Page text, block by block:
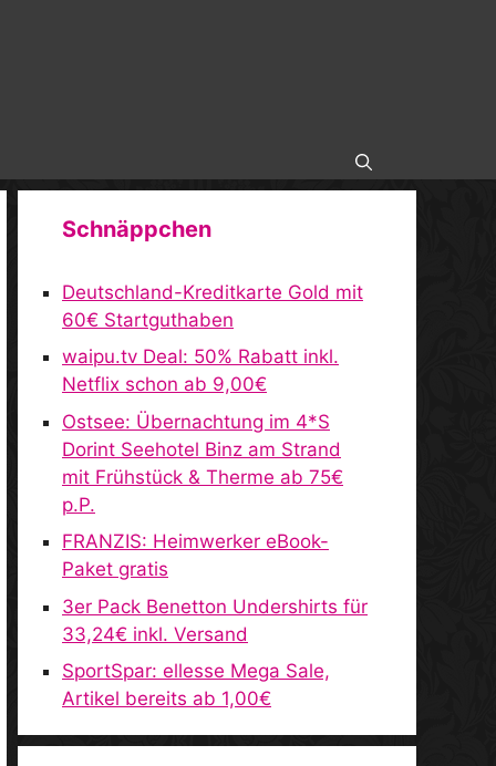
Schnäppchen
Deutschland-Kreditkarte Gold mit
60€ Startguthaben
waipu.tv Deal: 50% Rabatt inkl.
Netflix schon ab 9,00€
Ostsee: Übernachtung im 4*S
Dorint Seehotel Binz am Strand
mit Frühstück & Therme ab 75€
p.P.
FRANZIS: Heimwerker eBook-
Paket gratis
3er Pack Benetton Undershirts für
33,24€ inkl. Versand
SportSpar: ellesse Mega Sale,
Artikel bereits ab 1,00€